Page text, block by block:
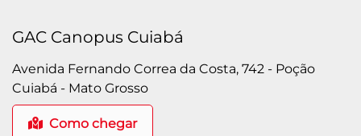
GAC Canopus Cuiabá
Avenida Fernando Correa da Costa, 742 - Poção
Cuiabá - Mato Grosso
Como chegar